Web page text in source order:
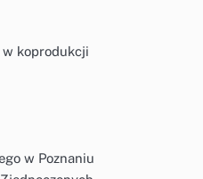
koprodukcji
w Poznaniu